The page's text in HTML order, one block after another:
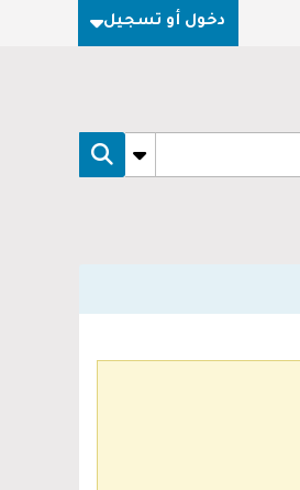
دخول أو تسجيل